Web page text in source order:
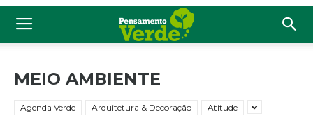
MEIO AMBIENTE
Agenda Verde Arquitetura & Decoração Atitude